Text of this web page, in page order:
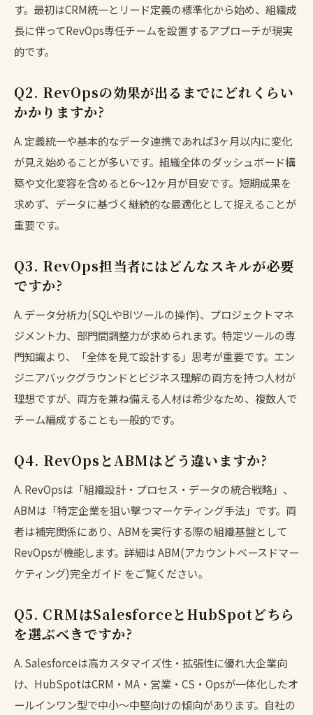
す。最初はCRM統一とリード定義の標準化から始め、組織成
長に伴ってRevOps専任チームを設置するアプローチが現実
的です。
Q2. RevOpsの効果が出るまでにどれくらい
かかりますか?
A. 定義統一や基本的なデータ連携であれば3ヶ月以内に変化
が見え始めることが多いです。組織全体のダッシュボード構
築や文化変容を含めると6〜12ヶ月が目安です。短期成果を
求めず、データに基づく継続的な最適化として捉えることが
重要です。
Q3. RevOps担当者にはどんなスキルが必要
ですか?
A. データ分析力(SQLやBIツールの操作)、プロジェクトマネ
ジメント力、部門間調整力が求められます。特定ツールの専
門知識より、「全体を見て設計する」思考が重要です。エン
ジニアバックグラウンドとビジネス理解の両方を持つ人材が
理想ですが、両方を兼ね備える人材は希少なため、複数人で
チーム編成することも一般的です。
Q4. RevOpsとABMはどう違いますか?
A. RevOpsは「組織設計・プロセス・データの統合戦略」、
ABMは「特定企業を狙い撃つマーケティング手法」です。両
者は補完関係にあり、ABMを実行する際の組織基盤として
RevOpsが機能します。詳細はABM(アカウントベースドマー
ケティング)完全ガイド をご覧ください。
Q5. CRMはSalesforceとHubSpotどちら
を選ぶべきですか?
A. Salesforceは高カスタマイズ性・拡張性に優れ大企業向
け、HubSpotはCRM・MA・営業・CS・Opsが一体化したオ
ールインワン型で中小〜中堅向けの傾向があります。自社の